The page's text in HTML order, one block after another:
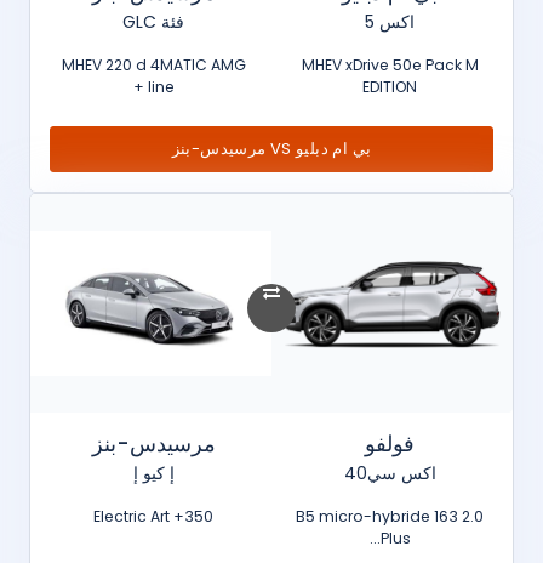
اكس 5
MHEV xDrive 50e Pack M
EDITION
فئة GLC
MHEV 220 d 4MATIC AMG
line +
بي ام دبليو VS مرسيدس-بنز
فولفو
اكس سي40
2.0 B5 micro-hybride 163
Plus...
مرسيدس-بنز
إ كيو إ
350+ Electric Art